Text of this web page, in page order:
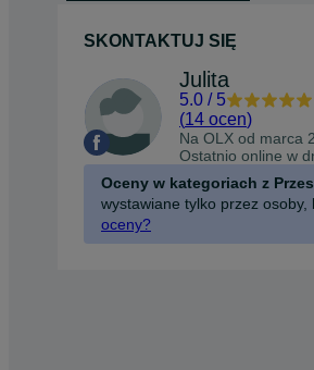
SKONTAKTUJ SIĘ
Julita
5.0 / 5
(14 ocen)
Na OLX od marca
Ostatnio online w
Oceny w kategoriach z
wystawiane tylko przez osoby,
oceny?